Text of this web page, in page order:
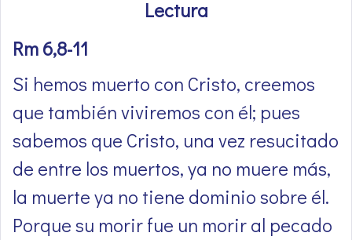
Lectura
Rm 6,8-11
Si hemos muerto con Cristo, creemos
que también viviremos con él; pues
sabemos que Cristo, una vez resucitado
de entre los muertos, ya no muere más,
la muerte ya no tiene dominio sobre él.
Porque su morir fue un morir al pecado